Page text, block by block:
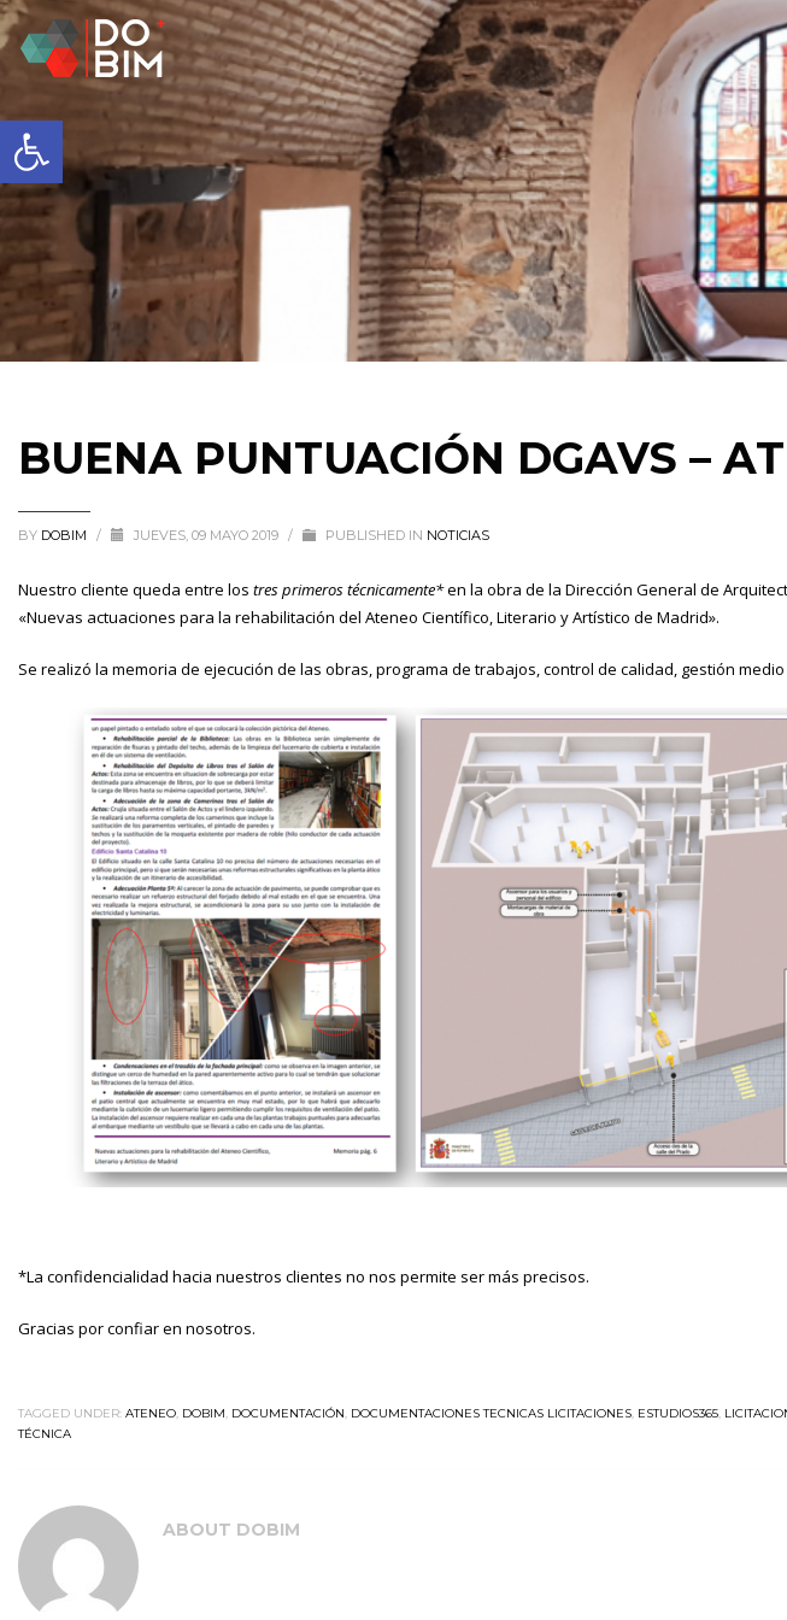
Abrir barra de herramientas
BUENA PUNTUACIÓN DGAVS –
BY DOBIM / JUEVES, 09 MAYO 2019 / PUBLISHED IN NOTICIAS
Nuestro cliente queda entre los tres primeros técnicamente*en la obra de la Dirección General de
«Nuevas actuaciones para la rehabilitación del Ateneo Científico, Literario y Artístico de Madrid».
Se realizó la memoria de ejecución de las obras, programa de trabajos, control de calidad, gestión
*La confidencialidad hacia nuestros clientes no nos permite ser más precisos.
Gracias por confiar en nosotros.
TAGGED UNDER: ATENEO, DOBIM, DOCUMENTACIÓN, DOCUMENTACIONES TECNICAS LICITACIONES, ESTUDIOS365,
TÉCNICA
ABOUT DOBIM